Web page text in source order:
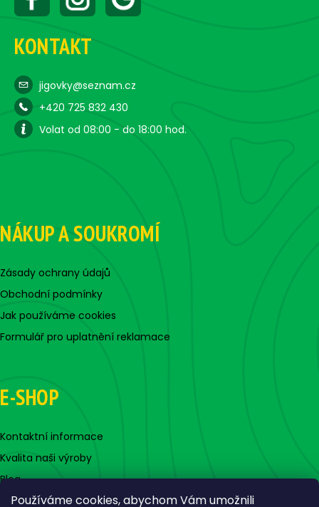
Používáme cookies, abychom Vám umožnili
KONTAKT
jigovky@seznam.cz
+420 725 832 430
Volat od 08:00 - do 18:00 hod.
NÁKUP A SOUKROMÍ
Zásady ochrany údajů
Obchodní podmínky
Jak používáme cookies
Formulář pro uplatnění reklamace
E-SHOP
Kontaktní informace
Kvalita naši výroby
Blog